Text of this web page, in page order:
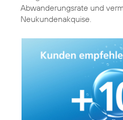
Abwanderungsrate und
Neukundenakquise.